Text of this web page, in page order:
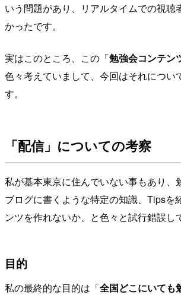
いう問題があり、リアルタイムでの視聴
かったです。
実はこのところ、この「勉強会コンテン
色々考えていまして、今回はそれについ
す。
「配信」についての考察
私が基本東京に住んでいない事もあり、
ブログに書くような特定の知識、Tipsを
ンツを作れないか、と色々と試行錯誤し
目的
私の最終的な目的は「全国どこにいても